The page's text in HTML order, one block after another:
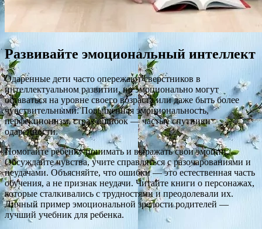
Развивайте эмоциональный интеллект
Одаренные дети часто опережают сверстников в
интеллектуальном развитии, но эмоционально могут
оставаться на уровне своего возраста или даже быть более
чувствительными. Повышенная эмоциональность,
перфекционизм, страх ошибок — частые спутники
одаренности.
Помогайте ребенку понимать и выражать свои эмоции.
Обсуждайте чувства, учите справляться с разочарованиями и
неудачами. Объясняйте, что ошибки — это естественная часть
обучения, а не признак неудачи. Читайте книги о персонажах,
которые сталкивались с трудностями и преодолевали их.
Личный пример эмоциональной зрелости родителей —
лучший учебник для ребенка.